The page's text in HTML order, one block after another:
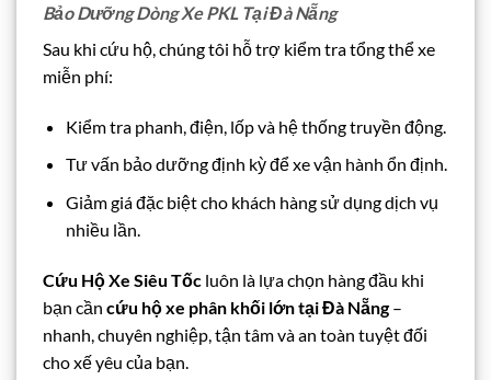
Bảo Dưỡng Dòng Xe PKL Tại Đà Nẵng
Sau khi cứu hộ, chúng tôi hỗ trợ kiểm tra tổng thể xe
miễn phí:
Kiểm tra phanh, điện, lốp và hệ thống truyền động.
Tư vấn bảo dưỡng định kỳ để xe vận hành ổn định.
Giảm giá đặc biệt cho khách hàng sử dụng dịch vụ
nhiều lần.
Cứu Hộ Xe Siêu Tốc luôn là lựa chọn hàng đầu khi
bạn cần cứu hộ xe phân khối lớn tại Đà Nẵng–
nhanh, chuyên nghiệp, tận tâm và an toàn tuyệt đối
cho xế yêu của bạn.